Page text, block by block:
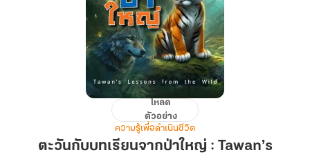
ตะวัน
บท
โหลด
ตัวอย่าง
ความรู้เพื่อดำเนินชีวิต
ตะวันกับบทเรียนจากป่าใหญ่ : Tawan’s